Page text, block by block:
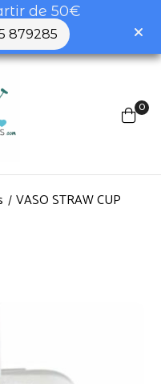
de 50€
879285
0
VASO STRAW CUP